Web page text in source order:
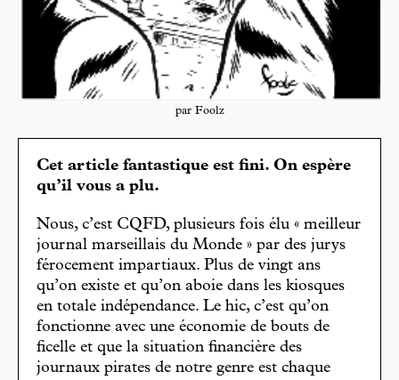
par Foolz
Cet article fantastique est fini. On espère
qu’il vous a plu.
Nous, c’est CQFD, plusieurs fois élu « meilleur
journal marseillais du Monde » par des jurys
férocement impartiaux. Plus de vingt ans
qu’on existe et qu’on aboie dans les kiosques
en totale indépendance. Le hic, c’est qu’on
fonctionne avec une économie de bouts de
ficelle et que la situation financière des
journaux pirates de notre genre est chaque